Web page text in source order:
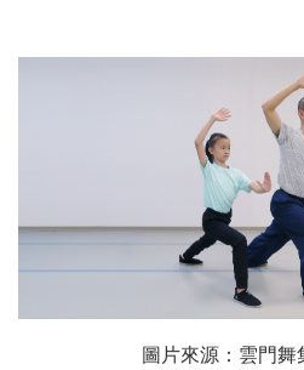
圖片來源：雲門舞